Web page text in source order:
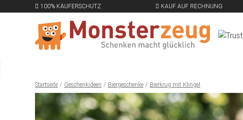
100% KÄUFERSCHUTZ KAUF AUF RECHNUNG
Startseite Geschenkideen Biergeschenke Bierkrug mit Klingel